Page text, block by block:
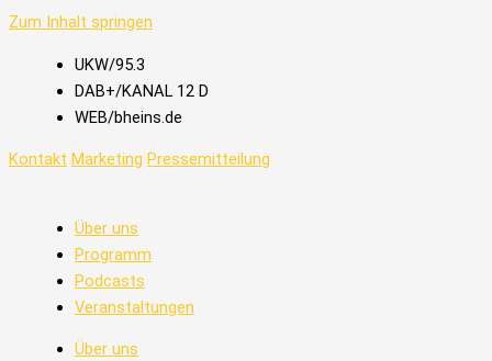
Zum Inhalt springen
UKW/95.3
DAB+/KANAL 12 D
WEB/bheins.de
Kontakt Marketing Pressemitteilung
Über uns
Programm
Podcasts
Veranstaltungen
Über uns